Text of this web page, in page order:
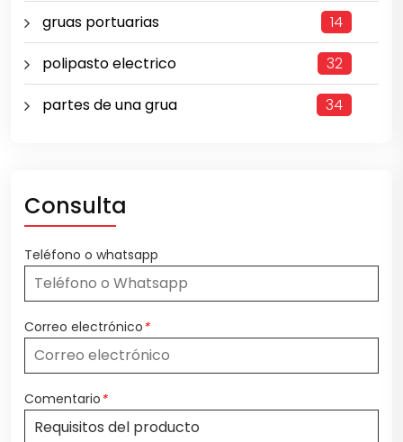
gruas portuarias
14
polipasto electrico
32
partes de una grua
34
Consulta
Teléfono o whatsapp
Correo electrónico*
Comentario*